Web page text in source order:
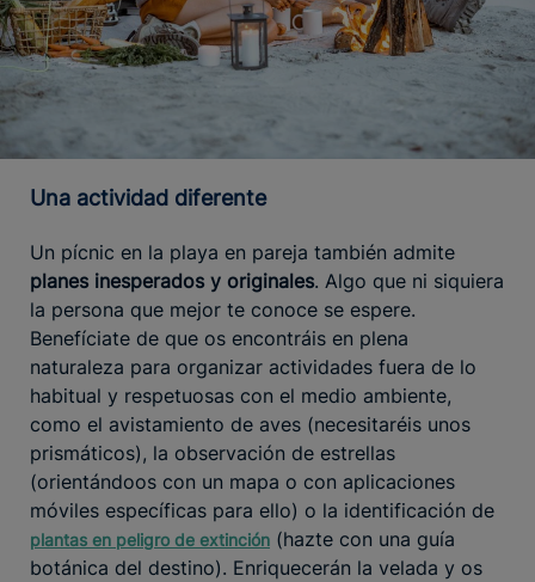
Una actividad diferente
Un pícnic en la playa en pareja también admite
planes inesperados y originales. Algo que ni siquiera
la persona que mejor te conoce se espere.
Benefíciate de que os encontráis en plena
naturaleza para organizar actividades fuera de lo
habitual y respetuosas con el medio ambiente,
como el avistamiento de aves (necesitaréis unos
prismáticos), la observación de estrellas
(orientándoos con un mapa o con aplicaciones
móviles específicas para ello) o la identificación de
plantas en peligro de extinción (hazte con una guía
botánica del destino). Enriquecerán la velada y os